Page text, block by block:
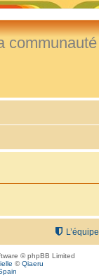
communauté
L’équipe
© phpBB Limited
©Qiaeru